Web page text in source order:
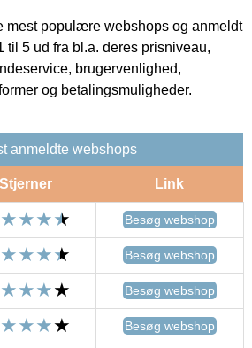
mest populære webshops og anmeldt
til 5 ud fra bl.a. deres prisniveau,
brugervenlighed,
og betalingsmuligheder.
anmeldte webshops
Stjerner Link
Besøg webshop
Besøg webshop
Besøg webshop
Besøg webshop